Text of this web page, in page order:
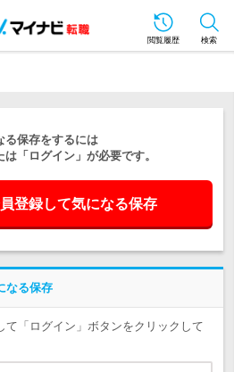
閲覧履歴 検索
る保存をするには
は「ログイン」が必要です。
登録して気になる保存
なる保存
て「ログイン」ボタンをクリックして